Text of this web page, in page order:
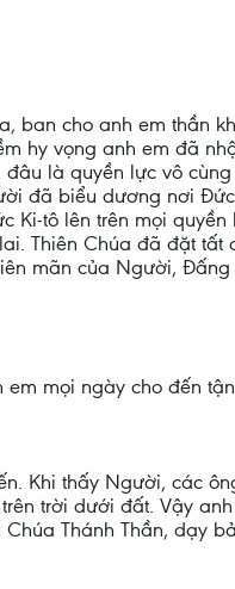
ban cho anh em thần
hy vọng anh em đã
là quyền lực vô
đã biểu dương nơi
tô lên trên mọi quyền
Thiên Chúa đã đặt tất
mãn của Người,
mọi ngày cho đến
Khi thấy Người, các
trời dưới đất. Vậy
Thánh Thần, dạy